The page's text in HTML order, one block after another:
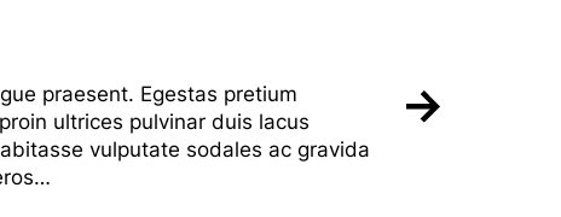
praesent. Egestas pretium
ultrices pulvinar duis lacus
vulputate sodales ac gravida